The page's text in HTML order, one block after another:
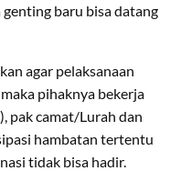
baru bisa datang
agar pelaksanaan
pihaknya bekerja
pak camat/Lurah dan
hambatan tertentu
tidak bisa hadir.